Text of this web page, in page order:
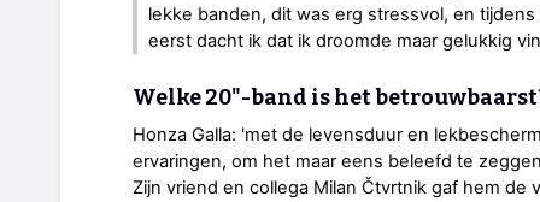
lekke banden, dit was erg stressvol, en
eerst dacht ik dat ik droomde maar gelukkig
Welke 20"-band is het
Honza Galla: 'met de levensduur en
ervaringen, om het maar eens beleefd te
Zijn vriend en collega Milan Čtvrtnik gaf hem de